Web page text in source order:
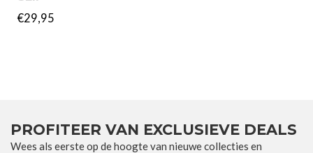
€29,95
PROFITEER VAN EXCLUSIEVE DEALS
Wees als eerste op de hoogte van nieuwe collecties en